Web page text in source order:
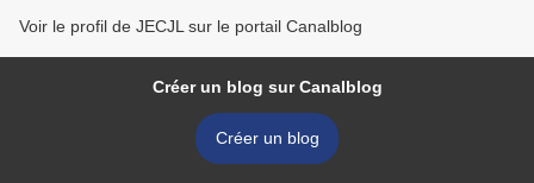
Voir le profil de JECJL sur le portail Canalblog
Créer un blog sur Canalblog
Créer un blog